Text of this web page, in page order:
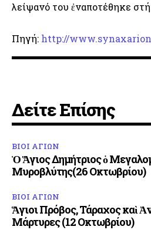
λείψανό του ἐναποτέθηκε
Πηγή: http://
Δείτε Επίσης
ΒΙΟΙ ΑΓΙΩΝ
Ὁ Ἅγιος Δημήτριος ὁ
Μυροβλύτης(26 Οκτωβρίου)
ΒΙΟΙ ΑΓΙΩΝ
Ἅγιοι Πρόβος, Τάραχος καὶ
Μάρτυρες (12 Οκτωβρίου)